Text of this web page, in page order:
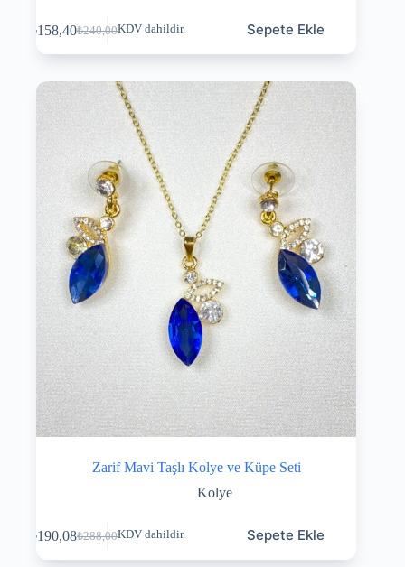
₺240,00
₺158,40 KDV dahildir. Sepete Ekle
Zarif Mavi Taşlı Kolye ve Küpe Seti
Kolye
₺288,00
₺190,08 KDV dahildir. Sepete Ekle